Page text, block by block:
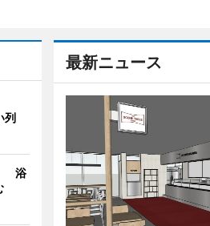
最新ニュース
列
浴